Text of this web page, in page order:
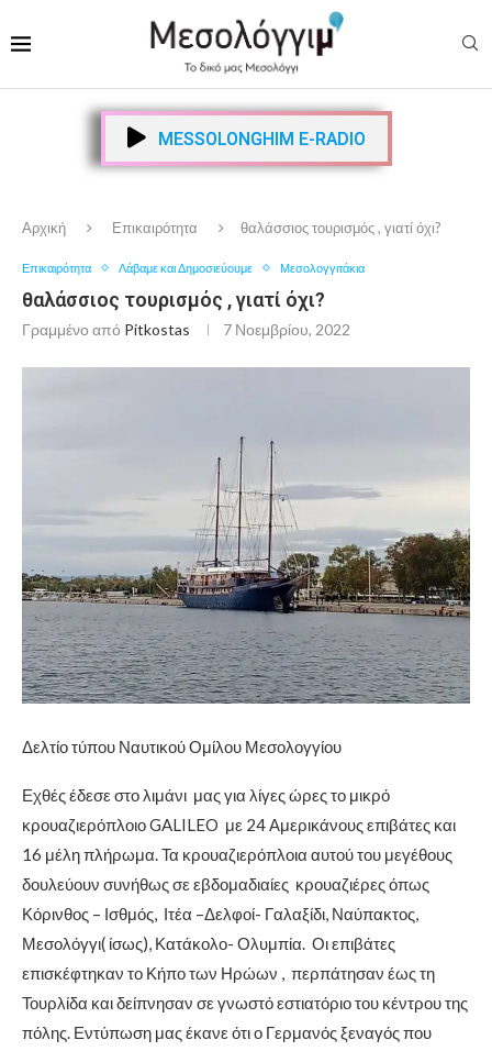
MESSOLONGHIM E-RADIO
Αρχική Επικαιρότητα θαλάσσιος τουρισμός , γιατί όχι?
Επικαιρότητα Λάβαμε και Δημοσιεύουμε Μεσολογγιτάκια
θαλάσσιος τουρισμός , γιατί όχι?
Γραμμένο από Pitkostas 7 Νοεμβρίου, 2022
Δελτίο τύπου Ναυτικού Ομίλου Μεσολογγίου
Εχθές έδεσε στο λιμάνι μας για λίγες ώρες το μικρό
κρουαζιερόπλοιο GALILEO με 24 Αμερικάνους επιβάτες και
16 μέλη πλήρωμα. Τα κρουαζιερόπλοια αυτού του μεγέθους
δουλεύουν συνήθως σε εβδομαδιαίες κρουαζιέρες όπως
Κόρινθος – Ισθμός, Ιτέα –Δελφοί- Γαλαξίδι, Ναύπακτος,
Μεσολόγγι( ίσως), Κατάκολο- Ολυμπία. Οι επιβάτες
επισκέφτηκαν το Κήπο των Ηρώων , περπάτησαν έως τη
Τουρλίδα και δείπνησαν σε γνωστό εστιατόριο του κέντρου της
πόλης. Εντύπωση μας έκανε ότι ο Γερμανός ξεναγός που